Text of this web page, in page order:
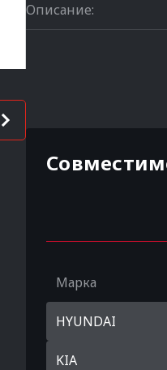
Описание:
Марка
HYUNDAI
KIA